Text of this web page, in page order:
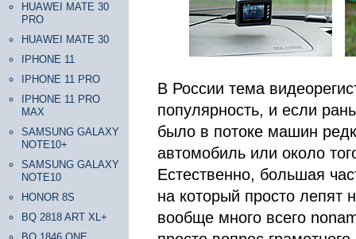
HUAWEI MATE 30
PRO
HUAWEI MATE 30
IPHONE 11
IPHONE 11 PRO
IPHONE 11 PRO
MAX
SAMSUNG GALAXY
NOTE10+
SAMSUNG GALAXY
NOTE10
HONOR 8S
BQ 2818 ART XL+
В России тема
популярность, и если
было в потоке машин
автомобиль или около
Естественно, большая
на который просто лепят
вообще много всего